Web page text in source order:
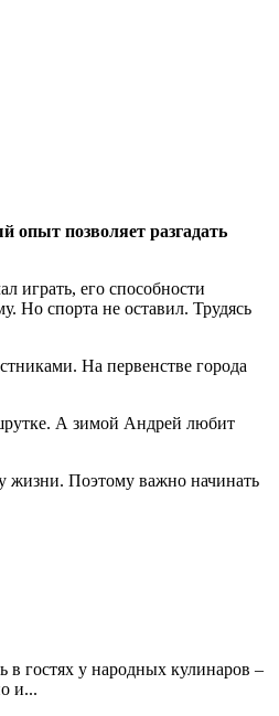
опыт позволяет разгадать
играть, его способности
Но спорта не оставил. Трудясь
На первенстве города
А зимой Андрей любит
жизни. Поэтому важно начинать
гостях у народных кулинаров –
и...